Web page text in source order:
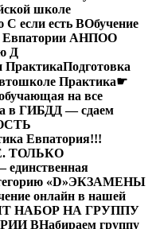
школе
если есть BОбучение
Евпатории АНПОО
Д
ПрактикаПодготовка
Практика☛
на все
в ГИБДД — сдаем
Евпатория!!!
ТОЛЬКО
«D»ЭКЗАМЕНЫ
онлайн в нашей
НАБОР НА ГРУППУ
ВНабираем группу